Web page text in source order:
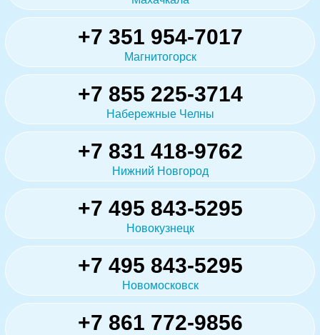
+7 351 954-7017
Магнитогорск
+7 855 225-3714
Набережные Челны
+7 831 418-9762
Нижний Новгород
+7 495 843-5295
Новокузнецк
+7 495 843-5295
Новомосковск
+7 861 772-9856